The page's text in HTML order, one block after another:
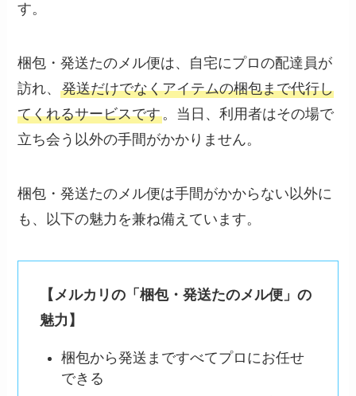
す。
梱包・発送たのメル便は、自宅にプロの配達員が
訪れ、発送だけでなくアイテムの梱包まで代行し
てくれるサービスです。当日、利用者はその場で
立ち会う以外の手間がかかりません。
梱包・発送たのメル便は手間がかからない以外に
も、以下の魅力を兼ね備えています。
【メルカリの「梱包・発送たのメル便」の
魅力】
梱包から発送まですべてプロにお任せ
できる